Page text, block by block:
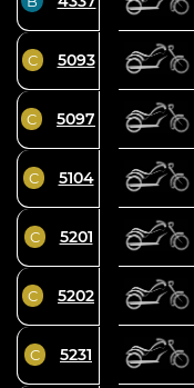
C 5093
C 5097
C 5104
C 5201
C 5202
C 5231